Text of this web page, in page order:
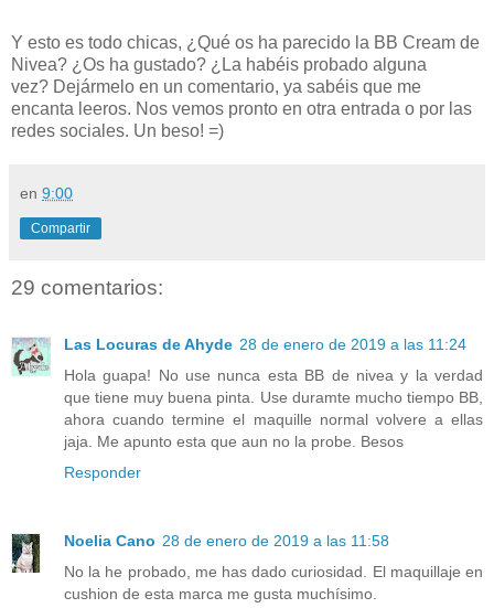
Y esto es todo chicas, ¿Qué os ha parecido la BB Cream de
Nivea? ¿Os ha gustado? ¿La habéis probado alguna
vez? Dejármelo en un comentario, ya sabéis que me
encanta leeros. Nos vemos pronto en otra entrada o por las
redes sociales. Un beso! =)
en 9:00
Compartir
29 comentarios:
Las Locuras de Ahyde 28 de enero de 2019 a las 11:24
Hola guapa! No use nunca esta BB de nivea y la verdad
que tiene muy buena pinta. Use duramte mucho tiempo BB,
ahora cuando termine el maquille normal volvere a ellas
jaja. Me apunto esta que aun no la probe. Besos
Responder
Noelia Cano 28 de enero de 2019 a las 11:58
No la he probado, me has dado curiosidad. El maquillaje en
cushion de esta marca me gusta muchísimo.